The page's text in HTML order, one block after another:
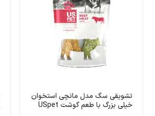
تشویقی سگ مدل مانچی استخوان
خیلی بزرگ با طعم گوشت USpet